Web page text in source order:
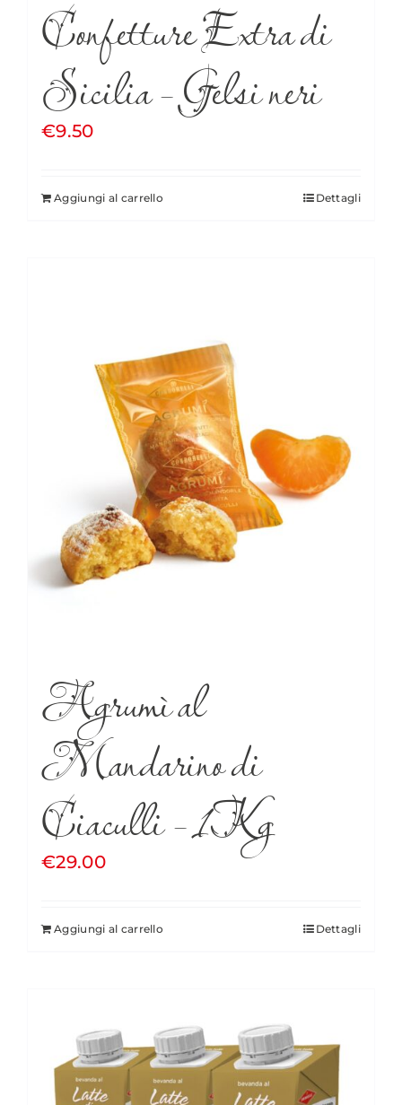
Confetture Extra di
Sicilia – Gelsi neri
€9.50
Aggiungi al carrello Dettagli
Agrumì al
Mandarino di
Ciaculli – 1Kg
€29.00
Aggiungi al carrello Dettagli